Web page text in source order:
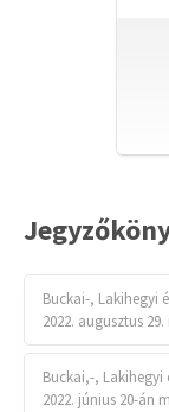
Buckai-, Lakihegyi
2022. augusztus
Buckai,-, Lakihegyi
2022. június 20-án